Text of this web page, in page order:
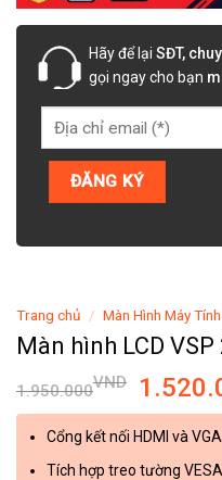
Hãy để lại SĐT,
gọi ngay cho bạn
Trang chủ / Màn Hình Máy Tính
Màn hình LCD VSP
1.950.000VND
Cổng kết nối HDMI và VGA
Tích hợp treo tường VESA